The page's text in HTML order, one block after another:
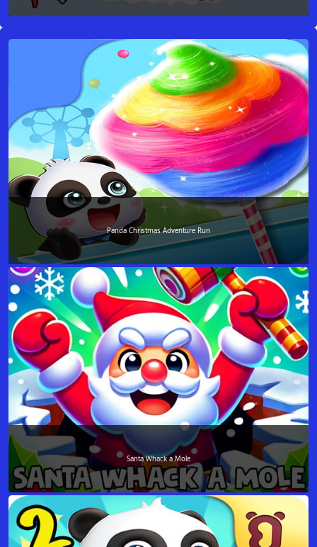
Panda Christmas Adventure Run
Santa Whack a Mole